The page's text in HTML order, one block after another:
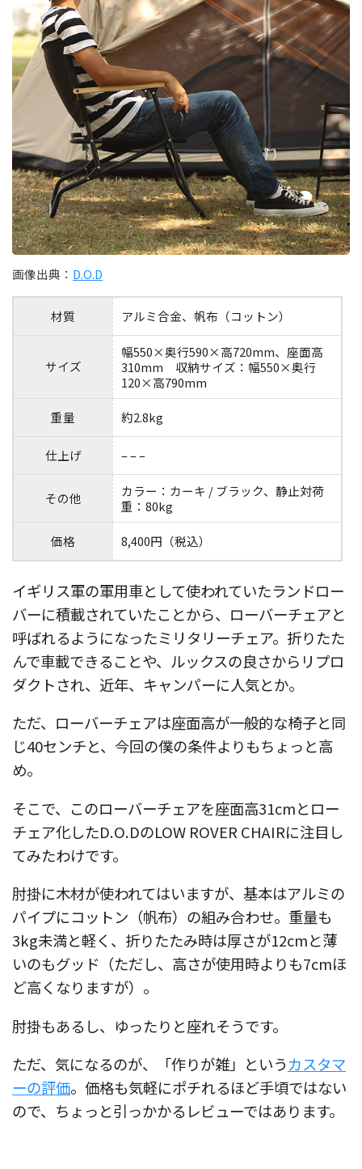
画像出典： D.O.D
材質 アルミ合金、帆布（コットン）
サイズ
幅550×奥行590×高720mm、座面高
310mm 収納サイズ：幅550×奥行
120×高790mm
重量 約2.8kg
仕上げ – – –
その他
カラー：カーキ / ブラック、静止対荷
重：80kg
価格 8,400円（税込）
イギリス軍の軍用車として使われていたランドロー
バーに積載されていたことから、ローバーチェアと
呼ばれるようになったミリタリーチェア。折りたた
んで車載できることや、ルックスの良さからリプロ
ダクトされ、近年、キャンパーに人気とか。
ただ、ローバーチェアは座面高が一般的な椅子と同
じ40センチと、今回の僕の条件よりもちょっと高
め。
そこで、このローバーチェアを座面高31cmとロー
チェア化したD.O.DのLOW ROVER CHAIRに注目し
てみたわけです。
肘掛に木材が使われてはいますが、基本はアルミの
パイプにコットン（帆布）の組み合わせ。重量も
3kg未満と軽く、折りたたみ時は厚さが12cmと薄
いのもグッド（ただし、高さが使用時よりも7cmほ
ど高くなりますが）。
肘掛もあるし、ゆったりと座れそうです。
ただ、気になるのが、「作りが雑」というカスタマ
ーの評価。価格も気軽にポチれるほど手頃ではない
ので、ちょっと引っかかるレビューではあります。